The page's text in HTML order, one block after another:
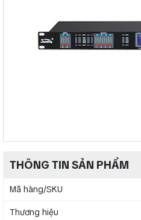
THÔNG TIN SẢN PHẨM
Mã hàng/SKU
Thương hiệu